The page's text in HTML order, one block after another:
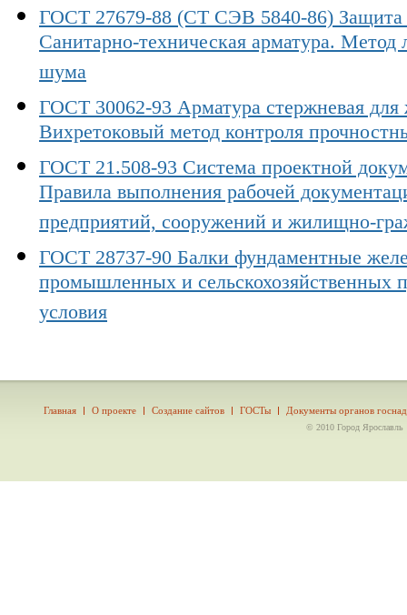
ГОСТ 27679-88 (СТ СЭВ 5840-86) Защита
Санитарно-техническая арматура. Метод
шума
ГОСТ 30062-93 Арматура стержневая для
Вихретоковый метод контроля
ГОСТ 21.508-93 Система проектной
Правила выполнения рабочей
предприятий, сооружений и жилищно-
ГОСТ 28737-90 Балки фундаментные
промышленных и сельскохозяйственных
условия
Главная О проекте Создание сайтов ГОСТы Документы органов
© 2010 Город Ярославль